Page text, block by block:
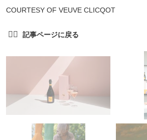
COURTESY OF VEUVE CLICQOT